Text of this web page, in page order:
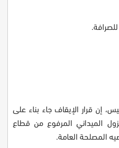
إن قرار الإيقاف جاء بناء على
الميداني المرفوع من قطاع
المصلحة العامة.